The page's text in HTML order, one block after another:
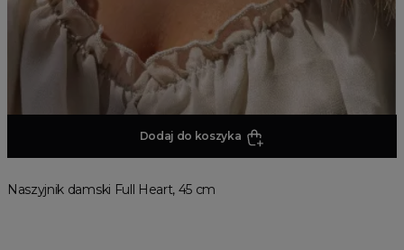
Dodaj do koszyka
Naszyjnik damski Full Heart, 45 cm